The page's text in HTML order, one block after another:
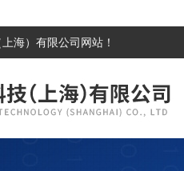
海）有限公司 网站！